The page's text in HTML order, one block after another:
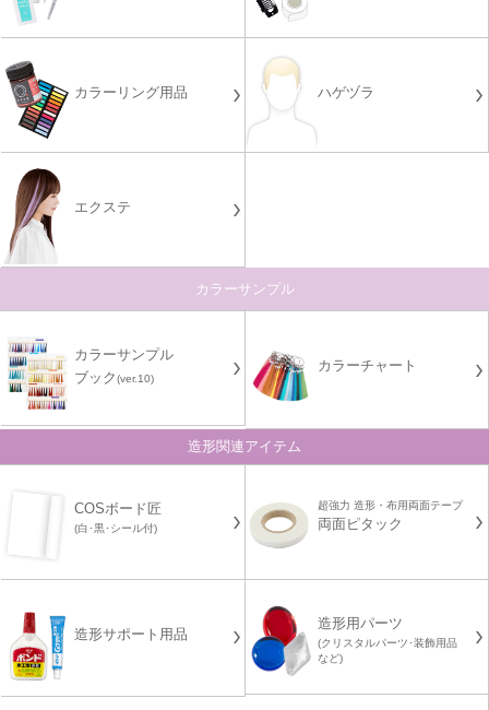
カラーリング用品 ハゲヅラ
エクステ
カラーサンプル
カラーサンプル
ブック(ver.10)
カラーチャート
造形関連アイテム
COSボード匠
(白･黒･シール付)
超強力 造形・布用両面テープ
両面ピタック
造形サポート用品
造形用パーツ
(クリスタルパーツ･装飾用品
など)